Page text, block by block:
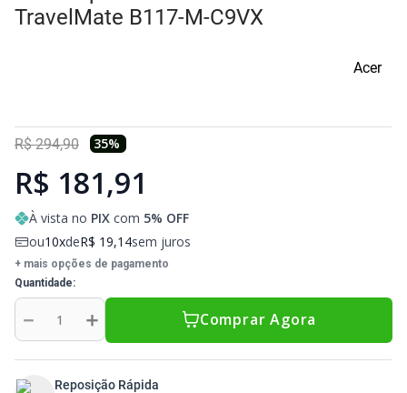
Sony Vaio
Sony Vaio
Caddy para SSD
TravelMate B117-M-C9VX
Acer
R$ 294,90 35%
R$ 181,91
À vista no PIX com 5% OFF
ou10 deR$ 19,14sem juros
+ mais opções de pagamento
Quantidade
＋
－ Comprar Agora
Reposição Rápida